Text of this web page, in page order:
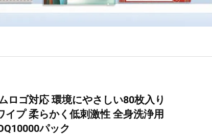
ロゴ対応 環境にやさしい80枚入り
イプ 柔らかく低刺激性 全身洗浄用
パック